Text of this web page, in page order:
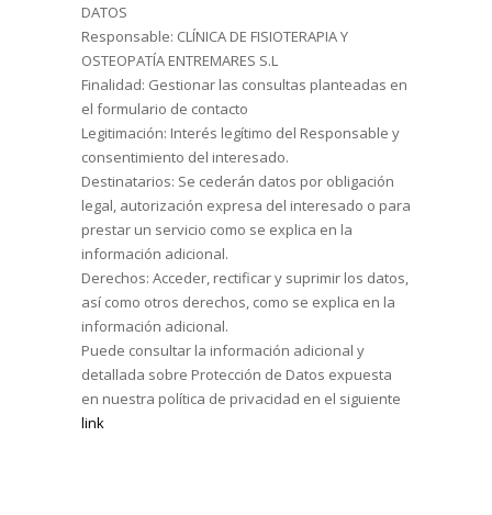
DATOS
Responsable: CLÍNICA DE FISIOTERAPIA Y
OSTEOPATÍA ENTREMARES S.L
Finalidad: Gestionar las consultas planteadas en
el formulario de contacto
Legitimación: Interés legítimo del Responsable y
consentimiento del interesado.
Destinatarios: Se cederán datos por obligación
legal, autorización expresa del interesado o para
prestar un servicio como se explica en la
información adicional.
Derechos: Acceder, rectificar y suprimir los datos,
así como otros derechos, como se explica en la
información adicional.
Puede consultar la información adicional y
detallada sobre Protección de Datos expuesta
en nuestra política de privacidad en el siguiente
link